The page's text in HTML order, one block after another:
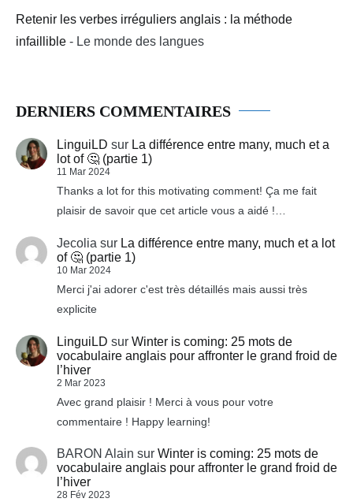
Retenir les verbes irréguliers anglais : la méthode
infaillible - Le monde des langues
DERNIERS COMMENTAIRES
LinguiLD sur La différence entre many, much et a
lot of 🤔 (partie 1)
11 Mar 2024
Thanks a lot for this motivating comment! Ça me fait
plaisir de savoir que cet article vous a aidé !…
Jecolia sur La différence entre many, much et a lot
of 🤔 (partie 1)
10 Mar 2024
Merci j'ai adorer c'est très détaillés mais aussi très
explicite
LinguiLD sur Winter is coming: 25 mots de
vocabulaire anglais pour affronter le grand froid de
l’hiver
2 Mar 2023
Avec grand plaisir ! Merci à vous pour votre
commentaire ! Happy learning!
BARON Alain sur Winter is coming: 25 mots de
vocabulaire anglais pour affronter le grand froid de
l’hiver
28 Fév 2023